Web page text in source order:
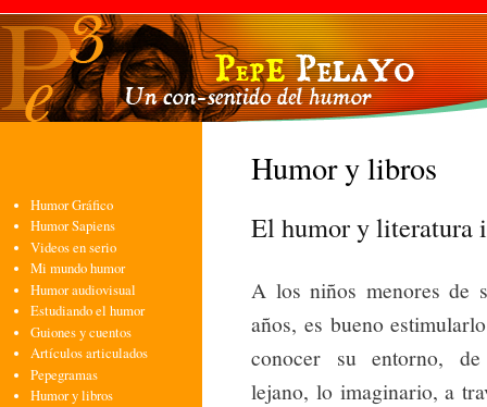
Humor Gráfico
Humor Sapiens
Videos en serio
Mi mundo humor
Humor audiovisual
Estudiando el humor
Guiones y cuentos
Artículos articulados
Pepegramas
Humor y libros
Humor y libros
El humor y
A los niños menores de
años, es bueno
conocer su entorno,
lejano, lo imaginario, a